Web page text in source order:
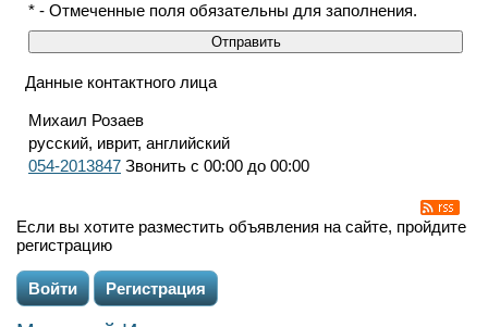
* - Отмеченные поля обязательны для заполнения.
Данные контактного лица
Михаил Розаев
русский, иврит, английский
054-2013847 Звонить с 00:00 до 00:00
Если вы хотите разместить объявления на сайте, пройдите
регистрацию
Войти Регистрация